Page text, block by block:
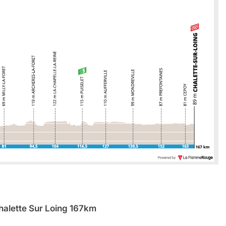
Sur Loing 167km